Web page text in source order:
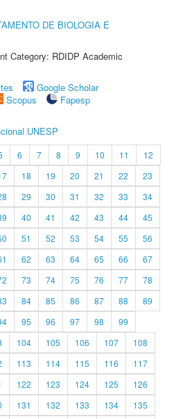
DE BIOLOGIA E
Category: RDIDP Academic
Google Scholar
Scopus
Fapesp
UNESP
6 7 8 9 10 11
12
18 19 20 21 22
23
29 30 31 32 33
34
40 41 42 43 44
45
51 52 53 54 55
56
62 63 64 65 66
67
73 74 75 76 77
78
84 85 86 87 88
89
95 96 97 98
99
104 105 106 107
108
113 114 115 116
117
122 123 124 125
126
131 132 133 134
135